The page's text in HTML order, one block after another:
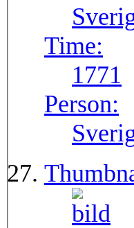
Time:
1771
Person: